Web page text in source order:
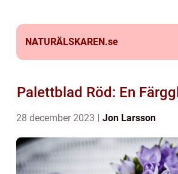
NATURÄLSKAREN.se
Palettblad Röd: En
28 december 2023 Jon Larsson